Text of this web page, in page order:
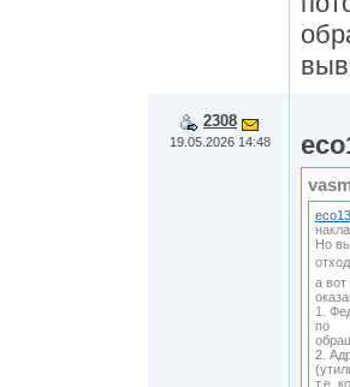
2308
19.05.2026 14:48
Но
а
1.
по
2.
т.е.